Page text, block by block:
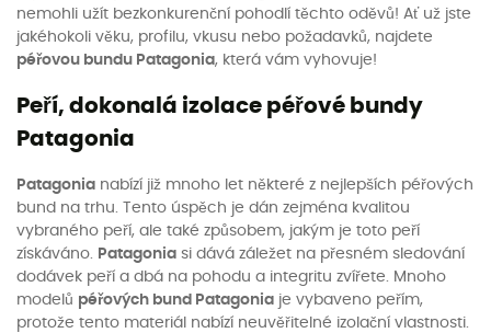
nemohli užít bezkonkurenční pohodlí těchto oděvů! Ať už jste
jakéhokoli věku, profilu, vkusu nebo požadavků, najdete
péřovou bundu Patagonia, která vám vyhovuje!
Peří, dokonalá izolace péřové bundy
Patagonia
Patagonia nabízí již mnoho let některé z nejlepších péřových
bund na trhu. Tento úspěch je dán zejména kvalitou
vybraného peří, ale také způsobem, jakým je toto peří
získáváno. Patagonia si dává záležet na přesném sledování
dodávek peří a dbá na pohodu a integritu zvířete. Mnoho
modelů péřových bund Patagonia je vybaveno peřím,
protože tento materiál nabízí neuvěřitelné izolační vlastnosti.